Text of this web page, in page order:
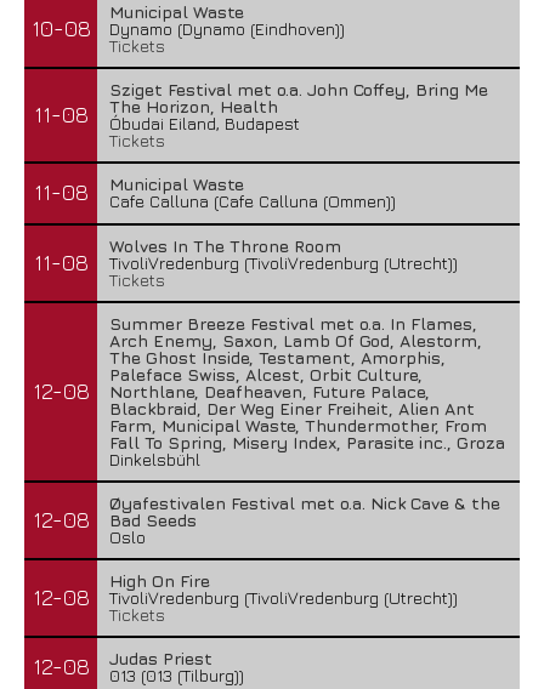
10-08
Municipal Waste
Dynamo (Dynamo (Eindhoven))
Tickets
11-08
Sziget Festival met o.a. John Coffey, Bring Me
The Horizon, Health
Óbudai Eiland, Budapest
Tickets
11-08
Municipal Waste
Cafe Calluna (Cafe Calluna (Ommen))
11-08
Wolves In The Throne Room
TivoliVredenburg (TivoliVredenburg (Utrecht))
Tickets
12-08
Summer Breeze Festival met o.a. In Flames,
Arch Enemy, Saxon, Lamb Of God, Alestorm,
The Ghost Inside, Testament, Amorphis,
Paleface Swiss, Alcest, Orbit Culture,
Northlane, Deafheaven, Future Palace,
Blackbraid, Der Weg Einer Freiheit, Alien Ant
Farm, Municipal Waste, Thundermother, From
Fall To Spring, Misery Index, Parasite inc., Groza
Dinkelsbühl
12-08
Øyafestivalen Festival met o.a. Nick Cave & the
Bad Seeds
Oslo
12-08
High On Fire
TivoliVredenburg (TivoliVredenburg (Utrecht))
Tickets
12-08
Judas Priest
013 (013 (Tilburg))